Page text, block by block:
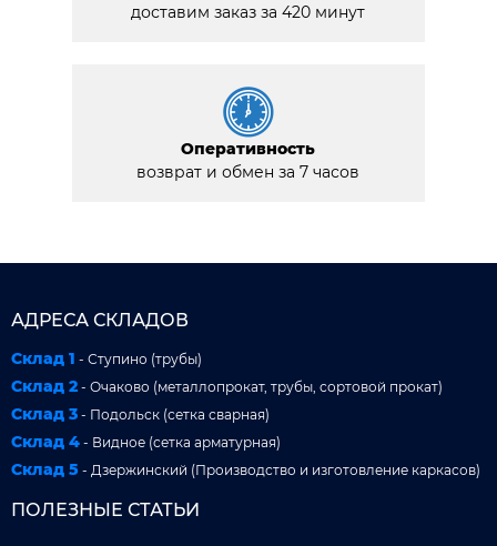
доставим заказ за 420 минут
Оперативность
возврат и обмен за 7 часов
АДРЕСА СКЛАДОВ
Склад 1 - Ступино (трубы)
Склад 2 - Очаково (металлопрокат, трубы, сортовой прокат)
Склад 3 - Подольск (сетка сварная)
Склад 4 - Видное (сетка арматурная)
Склад 5 - Дзержинский (Производство и изготовление каркасов)
ПОЛЕЗНЫЕ СТАТЬИ